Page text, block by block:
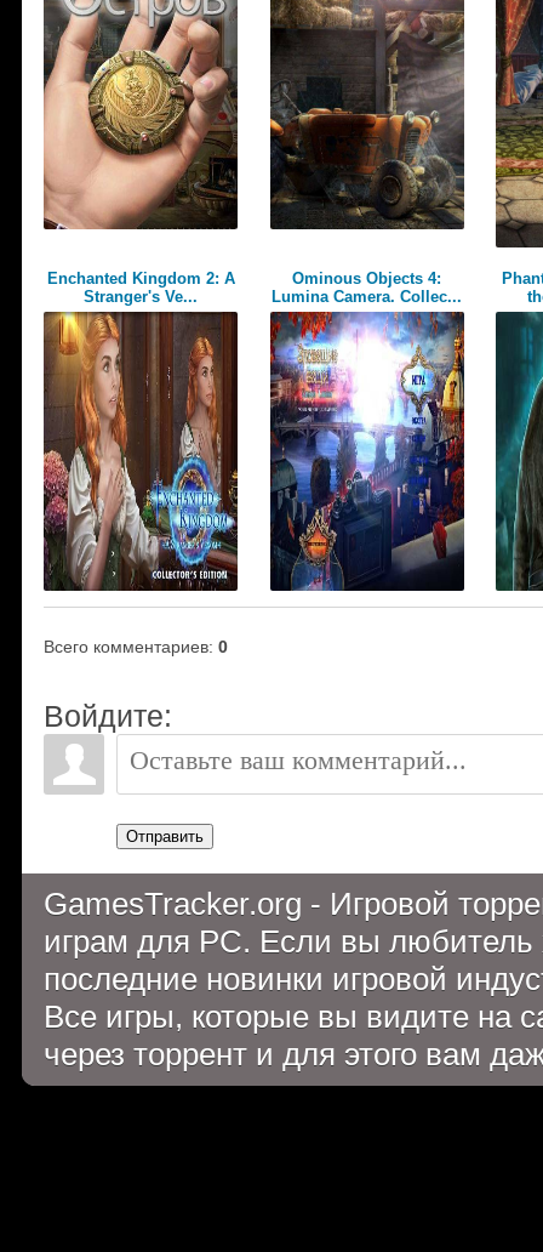
Enchanted Kingdom 2: A
Stranger's Ve...
Ominous Objects 4:
Lumina Camera. Collec...
Всего комментариев: 0
Войдите:
Отправить
GamesTracker.org - Игровой
играм для PC. Если вы
последние новинки игровой
Все игры, которые вы видите на
через торрент и для этого вам